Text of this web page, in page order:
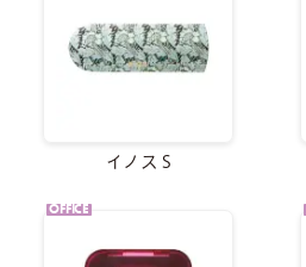
イノス S
OFFICE